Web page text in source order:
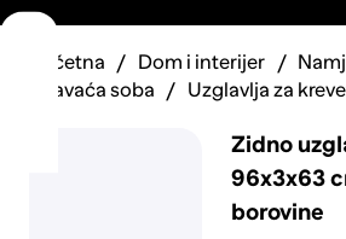
Početna Dom i interijer
Spavaća soba
Uzglavlja za
Zidno
96x3x63
borovine